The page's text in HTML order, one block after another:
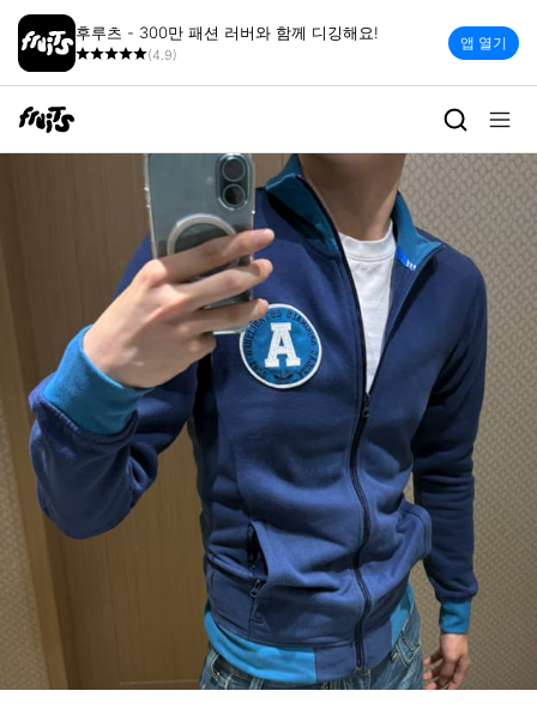
후루츠 - 300만 패션 러버와 함께 디깅해요!
(4.9)
앱 열기